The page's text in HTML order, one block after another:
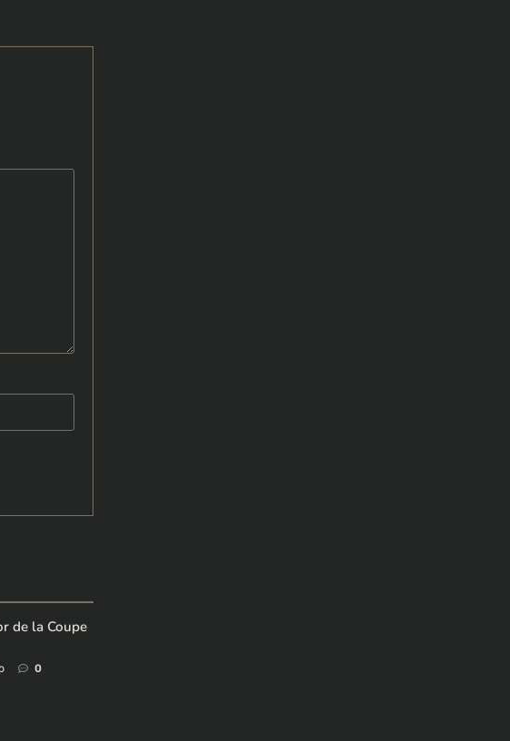
de la Coupe
0